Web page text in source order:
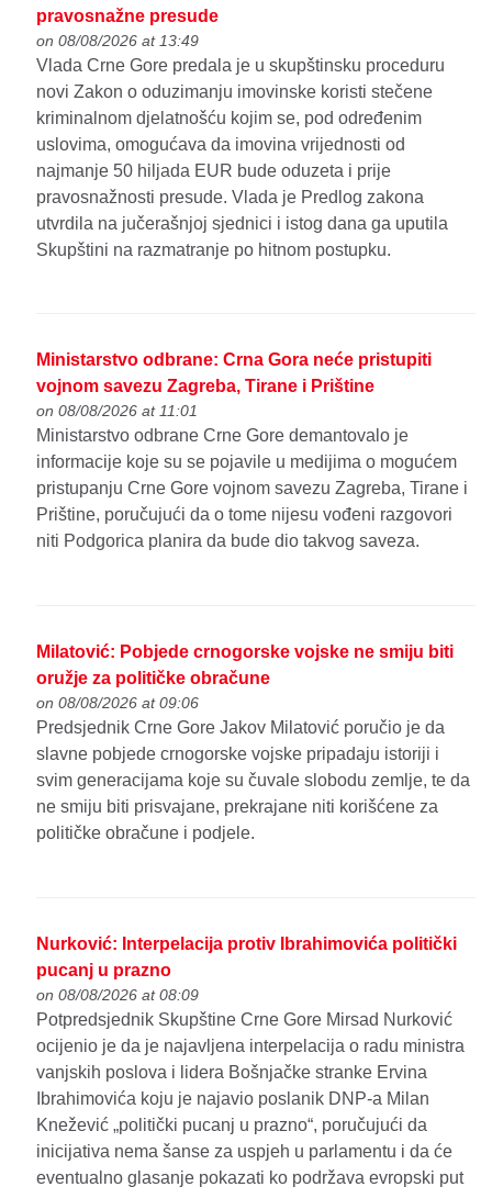
pravosnažne presude
on 08/08/2026 at 13:49
Vlada Crne Gore predala je u skupštinsku proceduru
novi Zakon o oduzimanju imovinske koristi stečene
kriminalnom djelatnošću kojim se, pod određenim
uslovima, omogućava da imovina vrijednosti od
najmanje 50 hiljada EUR bude oduzeta i prije
pravosnažnosti presude. Vlada je Predlog zakona
utvrdila na jučerašnjoj sjednici i istog dana ga uputila
Skupštini na razmatranje po hitnom postupku.
Ministarstvo odbrane: Crna Gora neće pristupiti
vojnom savezu Zagreba, Tirane i Prištine
on 08/08/2026 at 11:01
Ministarstvo odbrane Crne Gore demantovalo je
informacije koje su se pojavile u medijima o mogućem
pristupanju Crne Gore vojnom savezu Zagreba, Tirane i
Prištine, poručujući da o tome nijesu vođeni razgovori
niti Podgorica planira da bude dio takvog saveza.
Milatović: Pobjede crnogorske vojske ne smiju biti
oružje za političke obračune
on 08/08/2026 at 09:06
Predsjednik Crne Gore Jakov Milatović poručio je da
slavne pobjede crnogorske vojske pripadaju istoriji i
svim generacijama koje su čuvale slobodu zemlje, te da
ne smiju biti prisvajane, prekrajane niti korišćene za
političke obračune i podjele.
Nurković: Interpelacija protiv Ibrahimovića politički
pucanj u prazno
on 08/08/2026 at 08:09
Potpredsjednik Skupštine Crne Gore Mirsad Nurković
ocijenio je da je najavljena interpelacija o radu ministra
vanjskih poslova i lidera Bošnjačke stranke Ervina
Ibrahimovića koju je najavio poslanik DNP-a Milan
Knežević „politički pucanj u prazno“, poručujući da
inicijativa nema šanse za uspjeh u parlamentu i da će
eventualno glasanje pokazati ko podržava evropski put